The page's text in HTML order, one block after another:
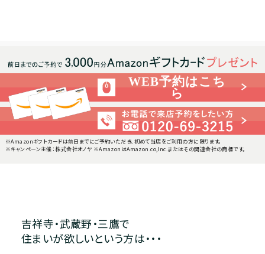
WEB予約はこち
ら
※Amazonギフトカードは前日までにご予約いただき、初めて当店をご利用の方に限ります。
※キャンペーン主催：株式会社オノヤ ※AmazonはAmazon.co,Inc.またはその関連会社の商標です。
吉祥寺・武蔵野・三鷹で
住まいが欲しいという方は・・・